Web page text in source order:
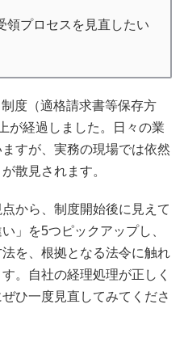
領プロセスを見直したい
度（適格請求書等保存方
が経過しました。日々の業
すが、実務の現場では依然
散見されます。
から、制度開始後に見えて
」を5つピックアップし、
を、根拠となる法令に触れ
。自社の経理処理が正しく
ひ一度見直してみてくださ